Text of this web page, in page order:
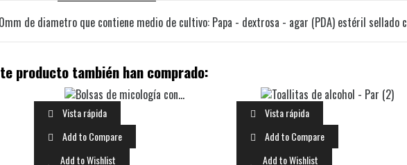
de diametro que contiene medio de cultivo: Papa - dextrosa - agar (PDA) estéril sellado
producto también han comprado:
Vista rápida
Add to Compare
Add to Wishlist
Vista rápida
Add to Compare
Add to Wishlist